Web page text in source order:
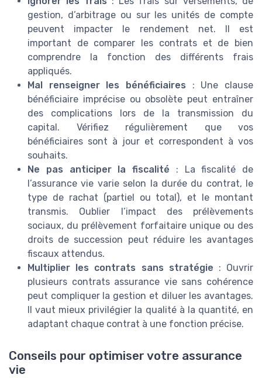
gestion, d’arbitrage ou sur les unités de compte
peuvent impacter le rendement net. Il est
important de comparer les contrats et de bien
comprendre la fonction des différents frais
appliqués.
Mal renseigner les bénéficiaires : Une clause
bénéficiaire imprécise ou obsolète peut entraîner
des complications lors de la transmission du
capital. Vérifiez régulièrement que vos
bénéficiaires sont à jour et correspondent à vos
souhaits.
Ne pas anticiper la fiscalité : La fiscalité de
l’assurance vie varie selon la durée du contrat, le
type de rachat (partiel ou total), et le montant
transmis. Oublier l’impact des prélèvements
sociaux, du prélèvement forfaitaire unique ou des
droits de succession peut réduire les avantages
fiscaux attendus.
Multiplier les contrats sans stratégie : Ouvrir
plusieurs contrats assurance vie sans cohérence
peut compliquer la gestion et diluer les avantages.
Il vaut mieux privilégier la qualité à la quantité, en
adaptant chaque contrat à une fonction précise.
Conseils pour optimiser votre assurance
vie